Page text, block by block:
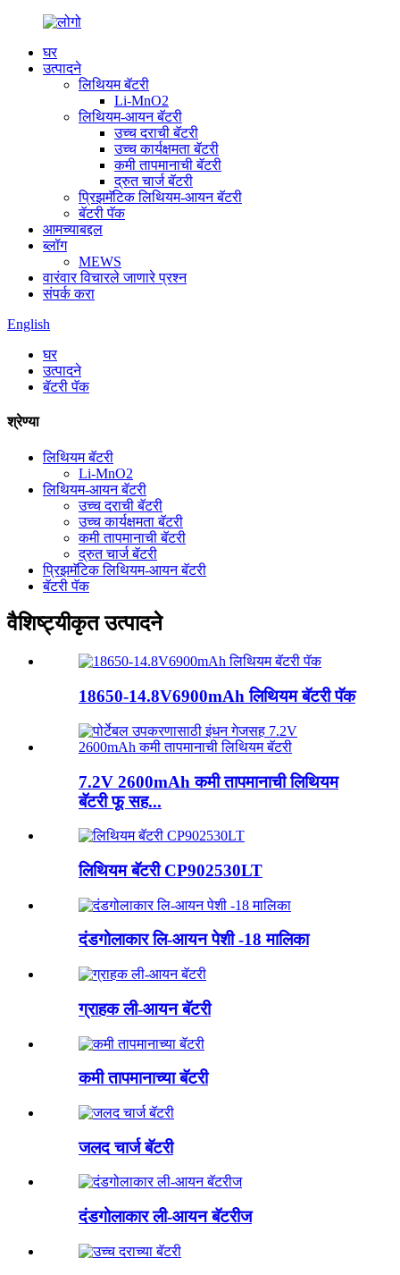
घर
उत्पादने
लिथियम बॅटरी
Li-MnO2
लिथियम-आयन बॅटरी
उच्च दराची बॅटरी
उच्च कार्यक्षमता बॅटरी
कमी तापमानाची बॅटरी
द्रुत चार्ज बॅटरी
प्रिझमॅटिक लिथियम-आयन बॅटरी
बॅटरी पॅक
आमच्याबद्दल
ब्लॉग
MEWS
वारंवार विचारले जाणारे प्रश्न
संपर्क करा
English
घर
उत्पादने
बॅटरी पॅक
श्रेण्या
लिथियम बॅटरी
Li-MnO2
लिथियम-आयन बॅटरी
उच्च दराची बॅटरी
उच्च कार्यक्षमता बॅटरी
कमी तापमानाची बॅटरी
द्रुत चार्ज बॅटरी
प्रिझमॅटिक लिथियम-आयन बॅटरी
बॅटरी पॅक
वैशिष्ट्यीकृत उत्पादने
18650-14.8V6900mAh लिथियम बॅटरी पॅक
7.2V 2600mAh कमी तापमानाची लिथियम
बॅटरी फू सह...
लिथियम बॅटरी CP902530LT
दंडगोलाकार लि-आयन पेशी -18 मालिका
ग्राहक ली-आयन बॅटरी
कमी तापमानाच्या बॅटरी
जलद चार्ज बॅटरी
दंडगोलाकार ली-आयन बॅटरीज